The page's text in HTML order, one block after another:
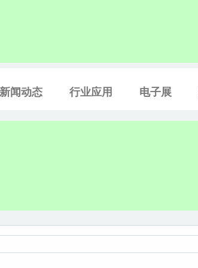
新闻动态 行业应用 电子展